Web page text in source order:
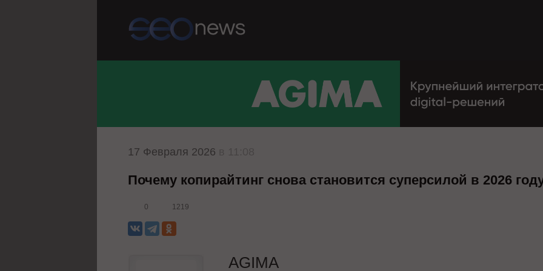
17 Февраля 2026
Почему копирайтинг снова становится суперсилой в 2026
0 1219
AGIMA